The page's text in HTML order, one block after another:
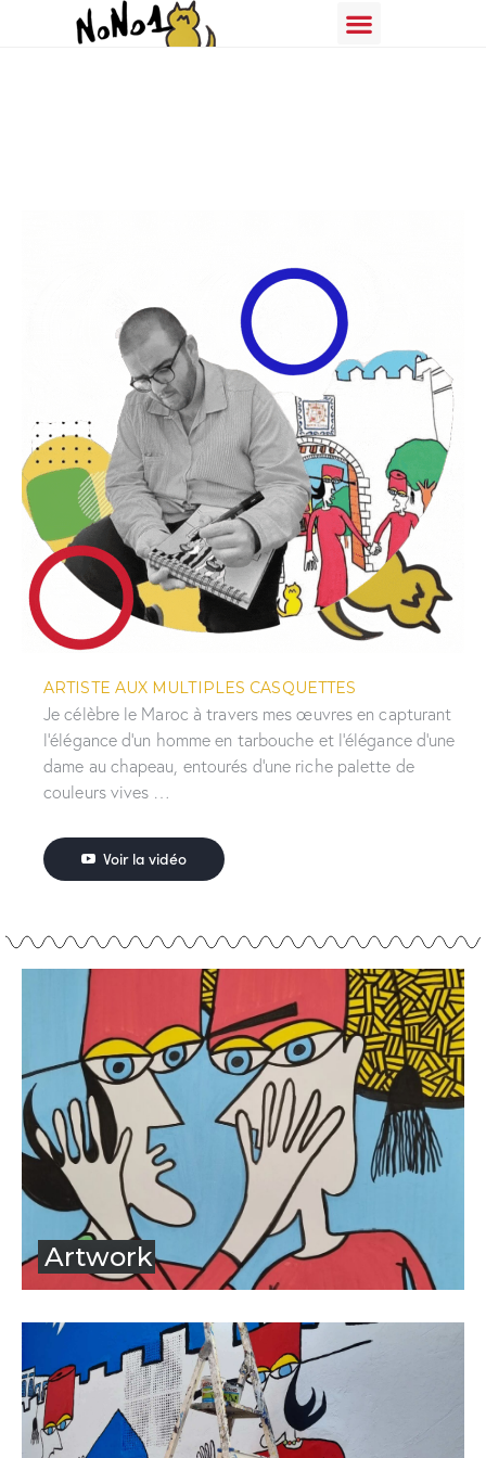
ARTISTE AUX MULTIPLES CASQUETTES
Je célèbre le Maroc à travers mes œuvres en capturant
l’élégance d’un homme en tarbouche et l’élégance d’une
dame au chapeau, entourés d’une riche palette de
couleurs vives …
Voir la vidéo
Artwork